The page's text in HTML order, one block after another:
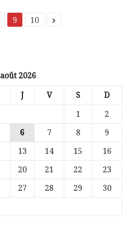
9 10
août 2026
J V S D
1
2
6 7 8
9
13 14 15
16
20 21 22
23
27 28 29
30